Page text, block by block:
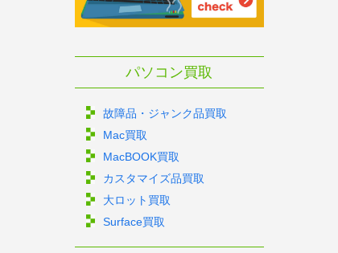
パソコン買取
故障品・ジャンク品買取
Mac買取
MacBOOK買取
カスタマイズ品買取
大ロット買取
Surface買取